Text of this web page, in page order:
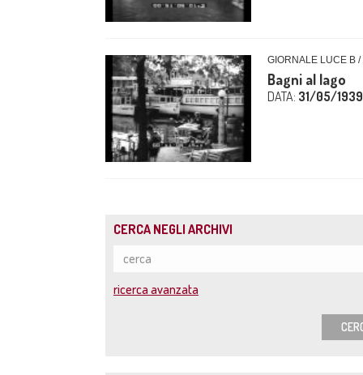
GIORNALE LUCE B
Bagni al lago
DATA: 31/05/1939
CERCA NEGLI ARCHIVI
ricerca avanzata